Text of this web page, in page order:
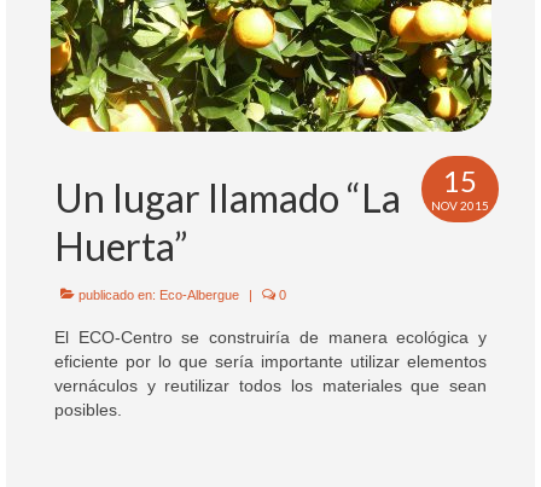
15
NOV 2015
Un lugar llamado “La
Huerta”
publicado en: Eco-Albergue | 0
El ECO-Centro se construiría de manera ecológica y
eficiente por lo que sería importante utilizar elementos
vernáculos y reutilizar todos los materiales que sean
posibles.